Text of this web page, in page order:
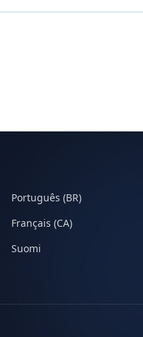
Português (BR)
Français (CA)
Suomi